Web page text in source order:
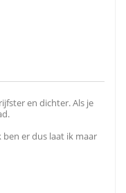
en dichter. Als je
ben er dus laat ik maar